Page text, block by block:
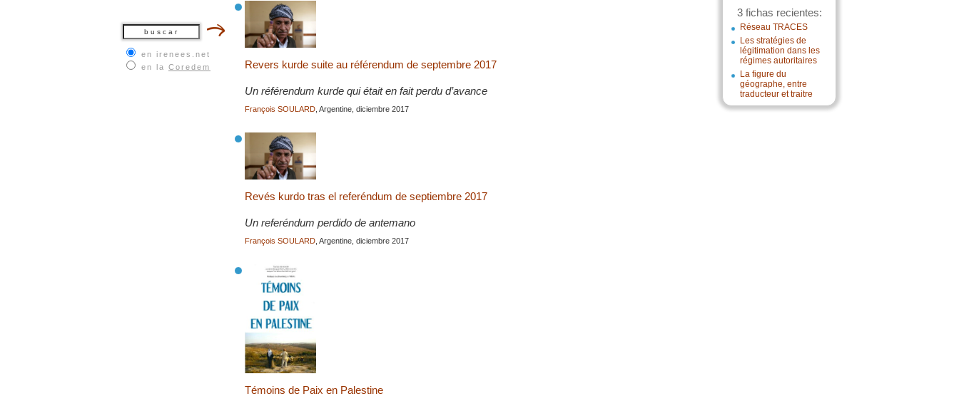
en irenees.net
en la Coredem
3 fichas recientes:
Réseau TRACES
Les stratégies de
légitimation dans les
régimes autoritaires
La figure du
géographe, entre
traducteur et traitre
Revers kurde suite au référendum de septembre 2017
Un référendum kurde qui était en fait perdu d’avance
François SOULARD , Argentine, diciembre 2017
Revés kurdo tras el referéndum de septiembre 2017
Un referéndum perdido de antemano
François SOULARD , Argentine, diciembre 2017
Témoins de Paix en Palestine